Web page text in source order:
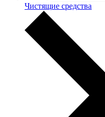
Чистящие средства